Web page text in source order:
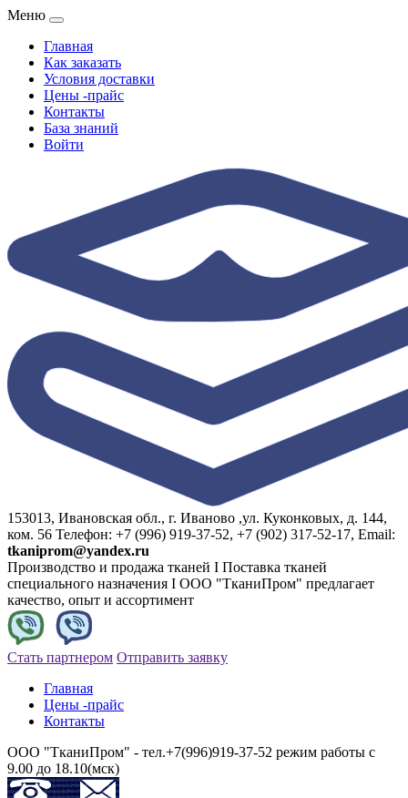
Меню
Главная
Как заказать
Условия доставки
Цены -прайс
Контакты
База знаний
Войти
153013, Ивановская обл., г. Иваново ,ул. Куконковых, д. 144,
ком. 56 Телефон: +7 (996) 919-37-52, +7 (902) 317-52-17, Email:
tkaniprom@yandex.ru
Производство и продажа тканей I Поставка тканей
специального назначения I ООО "ТканиПром" предлагает
качество, опыт и ассортимент
Стать партнером Отправить заявку
Главная
Цены -прайс
Контакты
ООО "ТканиПром" - тел.+7(996)919-37-52 режим работы с
9.00 до 18.10(мск)